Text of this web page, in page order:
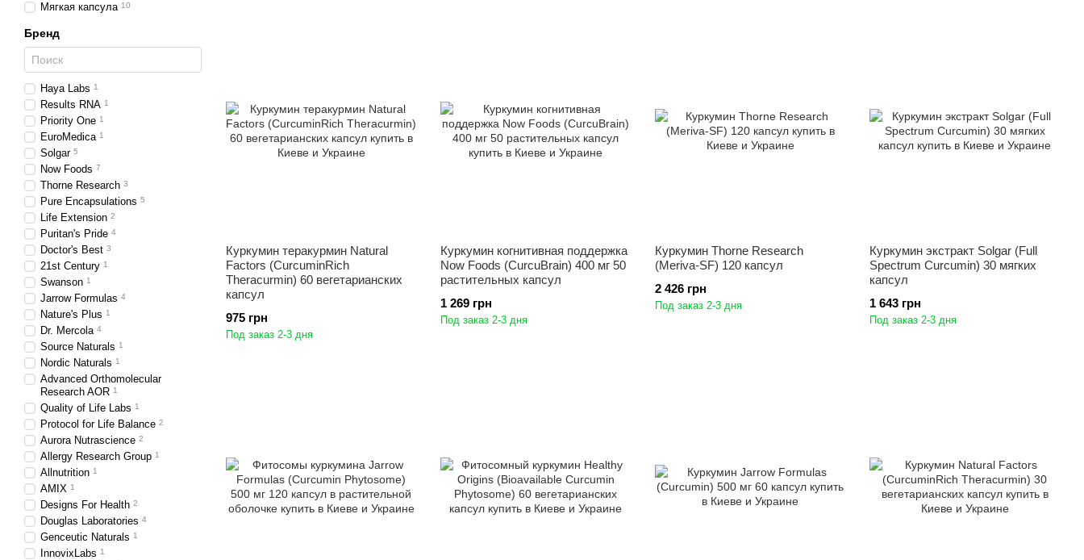
Куркумин теракурмин Natural
Factors (CurcuminRich
Theracurmin) 60 вегетарианских
капсул
975 грн
Под заказ 2-3 дня
Куркумин когнитивная поддержка
Now Foods (CurcuBrain) 400 мг 50
растительных капсул
1 269 грн
Под заказ 2-3 дня
Куркумин Thorne Research
(Meriva-SF) 120 капсул
2 426 грн
Под заказ 2-3 дня
Куркумин экстракт Solgar (Full
Spectrum Curcumin) 30 мягких
капсул
1 643 грн
Под заказ 2-3 дня
Мягкая капсула 10
Бренд
Haya Labs 1
Results RNA 1
Priority One 1
EuroMedica 1
Solgar 5
Now Foods 7
Thorne Research 3
Pure Encapsulations 5
Life Extension 2
Puritan's Pride 4
Doctor's Best 3
21st Century 1
Swanson 1
Jarrow Formulas 4
Nature's Plus 1
Dr. Mercola 4
Source Naturals 1
Nordic Naturals 1
Advanced Orthomolecular
Research AOR 1
Quality of Life Labs 1
Protocol for Life Balance 2
Aurora Nutrascience 2
Allergy Research Group 1
Allnutrition 1
AMIX 1
Designs For Health 2
Douglas Laboratories 4
Genceutic Naturals 1
InnovixLabs 1